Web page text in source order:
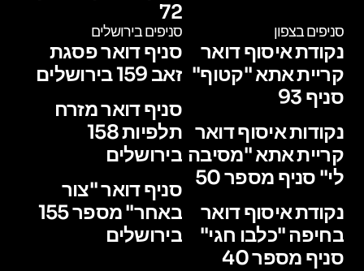
72
סניפים בצפון
נקודת איסוף דואר
קריית אתא "קטוף"
סניף 93
נקודות איסוף דואר
קריית אתא "מסיבה
לי" סניף מספר 50
נקודת איסוף דואר
בחיפה "כלבו חגי"
סניף מספר 40
סניפים בירושלים
סניף דואר פסגת
זאב 159 בירושלים
סניף דואר מזרח
תלפיות 158
בירושלים
סניף דואר "צור
באחר" מספר 155
בירושלים